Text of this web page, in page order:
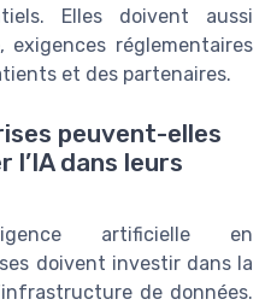
Elles doivent aussi
exigences réglementaires
et des partenaires.
peuvent-elles
l’IA dans leurs
artificielle en
doivent investir dans la
de données.